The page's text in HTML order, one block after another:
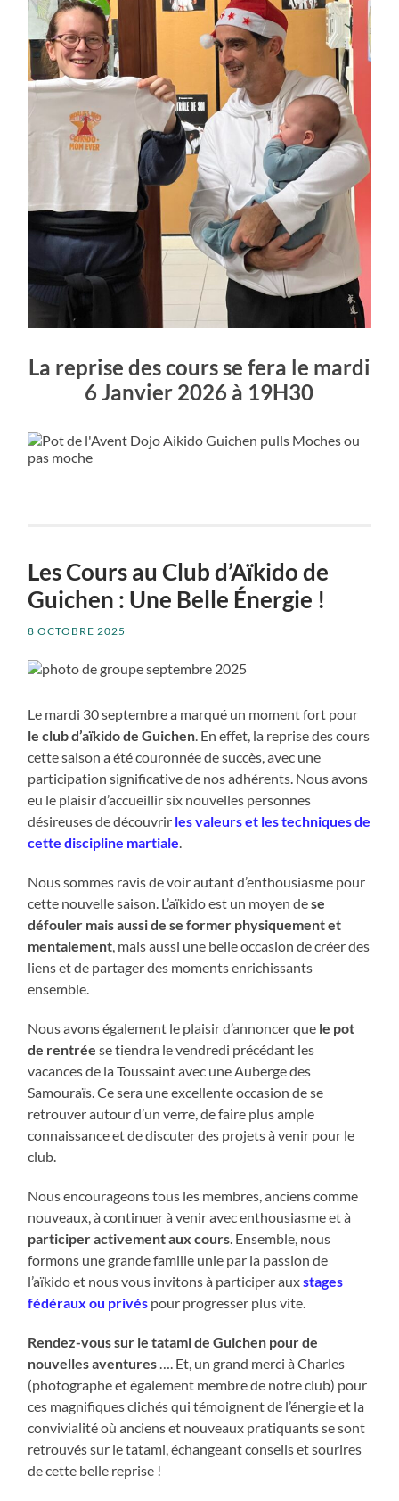
La reprise des cours se fera le mardi
6 Janvier 2026 à 19H30
Les Cours au Club d’Aïkido de
Guichen : Une Belle Énergie !
8 OCTOBRE 2025
Le mardi 30 septembre a marqué un moment fort pour
le club d’aïkido de Guichen. En effet, la reprise des cours
cette saison a été couronnée de succès, avec une
participation significative de nos adhérents. Nous avons
eu le plaisir d’accueillir six nouvelles personnes
désireuses de découvrir les valeurs et les techniques de
cette discipline martiale.
Nous sommes ravis de voir autant d’enthousiasme pour
cette nouvelle saison. L’aïkido est un moyen dese
défouler mais aussi de se former physiquement et
mentalement, mais aussi une belle occasion de créer des
liens et de partager des moments enrichissants
ensemble.
Nous avons également le plaisir d’annoncer que le pot
de rentrée se tiendra le vendredi précédant les
vacances de la Toussaint avec une Auberge des
Samouraïs. Ce sera une excellente occasion de se
retrouver autour d’un verre, de faire plus ample
connaissance et de discuter des projets à venir pour le
club.
Nous encourageons tous les membres, anciens comme
nouveaux, à continuer à venir avec enthousiasme et à
participer activement aux cours. Ensemble, nous
formons une grande famille unie par la passion de
l’aïkido et nous vous invitons à participer auxstages
fédéraux ou privés pour progresser plus vite.
Rendez-vous sur le tatami de Guichen pour de
nouvelles aventures…. Et, un grand merci à Charles
(photographe et également membre de notre club) pour
ces magnifiques clichés qui témoignent de l’énergie et la
convivialité où anciens et nouveaux pratiquants se sont
retrouvés sur le tatami, échangeant conseils et sourires
de cette belle reprise !